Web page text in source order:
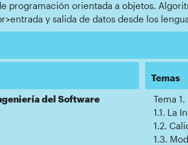
programación orientada a objetos.
y salida de datos desde los
Temas
del Software
Tema
1.1. La
1.2.
1.3.